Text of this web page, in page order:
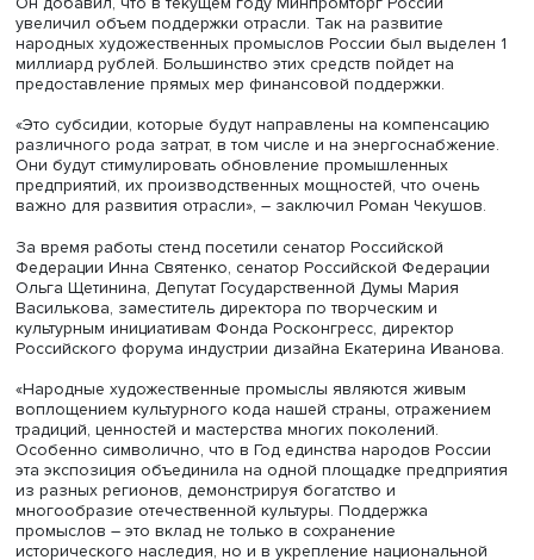
9% выросла. Мы видим, что уже объемы производства
составляют 11,6 миллиардов рублей», – отметил статс-
секретарь - заместитель Министра промышленности и
торговли Российской Федерации Роман Чекушов.
Он добавил, что в текущем году Минпромторг России
увеличил объем поддержки отрасли. Так на развитие
народных художественных промыслов России был
миллиард рублей. Большинство этих средств пойдет на
«Это субсидии, которые будут направлены на
различного рода затрат, в том числе и на
Они будут стимулировать обновление промышленных
предприятий, их производственных мощностей, что
За время работы стенд посетили сенатор Российской
Федерации Инна Святенко, сенатор Российской
Ольга Щетинина, Депутат Государственной Думы Мария
Василькова, заместитель директора по творческим и
культурным инициативам Фонда Росконгресс, директор
Российского форума индустрии дизайна Екатерина